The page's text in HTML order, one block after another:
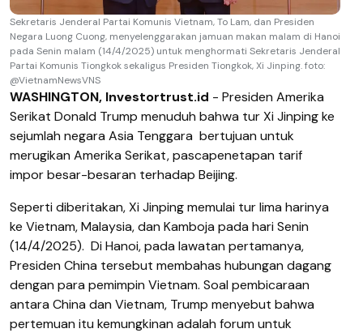
Sekretaris Jenderal Partai Komunis Vietnam, To Lam, dan Presiden
Negara Luong Cuong, menyelenggarakan jamuan makan malam di Hanoi
pada Senin malam (14/4/2025) untuk menghormati Sekretaris Jenderal
Partai Komunis Tiongkok sekaligus Presiden Tiongkok, Xi Jinping. foto:
@VietnamNewsVNS
WASHINGTON, Investortrust.id - Presiden Amerika
Serikat Donald Trump menuduh bahwa tur Xi Jinping ke
sejumlah negara Asia Tenggara bertujuan untuk
merugikan Amerika Serikat, pascapenetapan tarif
impor besar-besaran terhadap Beijing.
Seperti diberitakan, Xi Jinping memulai tur lima harinya
ke Vietnam, Malaysia, dan Kamboja pada hari Senin
(14/4/2025). Di Hanoi, pada lawatan pertamanya,
Presiden China tersebut membahas hubungan dagang
dengan para pemimpin Vietnam. Soal pembicaraan
antara China dan Vietnam, Trump menyebut bahwa
pertemuan itu kemungkinan adalah forum untuk